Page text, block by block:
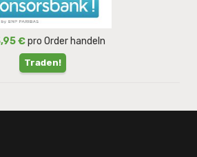
€pro Order handeln
Traden!